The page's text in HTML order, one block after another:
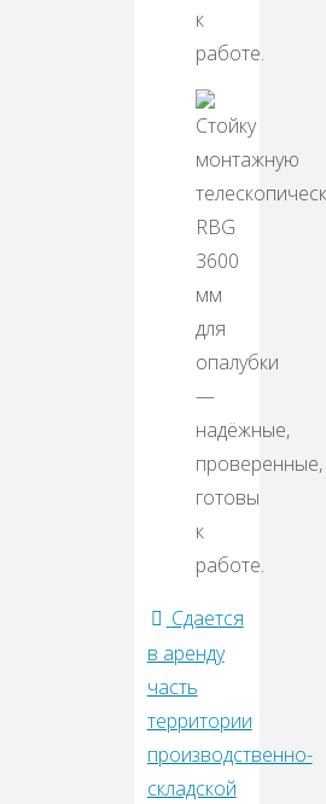
Сдается
в аренду
часть
территории
производственно-
складской